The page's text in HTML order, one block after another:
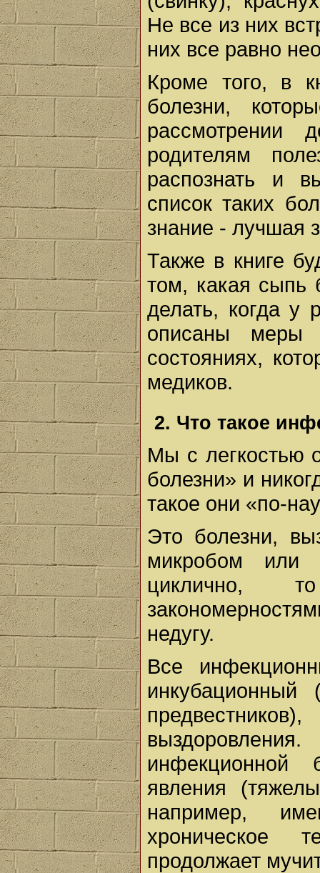
Не все из них
них все равно
Кроме того, в
болезни,
рассмотрении
родителям
распознать и
список таких
знание - лучшая
Также в книге
том, какая сыпь
делать, когда у
описаны меры
состояниях,
медиков.
2. Что такое
Мы с легкостью
болезни» и
такое они «по-
Это болезни,
микробом или
циклично,
недугу.
Все
инкубационный
инфекционной
явления
например,
хроническое
продолжает